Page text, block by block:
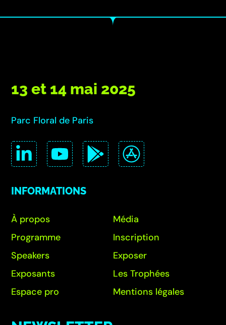
13 et 14 mai 2025
Parc Floral de Paris
INFORMATIONS
À propos
Programme
Speakers
Exposants
Espace pro
Média
Inscription
Exposer
Les Trophées
Mentions légales